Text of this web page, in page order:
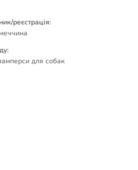
реєстрація:
для собак